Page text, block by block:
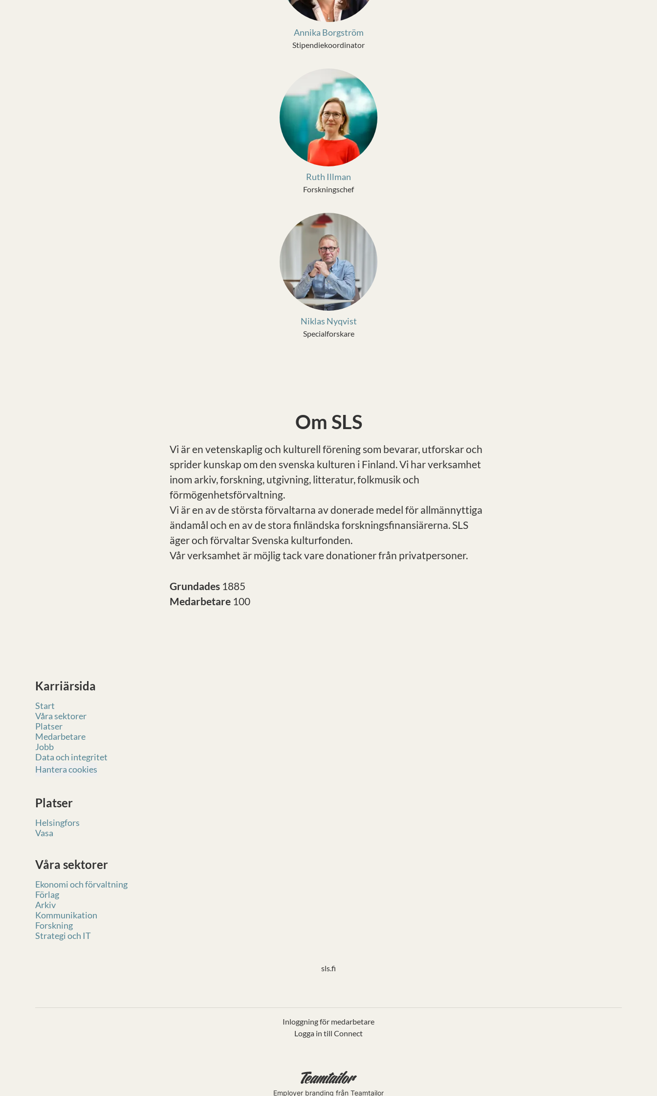
Annika Borgström
Stipendiekoordinator
Ruth Illman
Forskningschef
Niklas Nyqvist
Specialforskare
Om SLS
Vi är en vetenskaplig och kulturell förening som bevarar, utforskar och
sprider kunskap om den svenska kulturen i Finland. Vi har verksamhet
inom arkiv, forskning, utgivning, litteratur, folkmusik och
förmögenhetsförvaltning.
Vi är en av de största förvaltarna av donerade medel för allmännyttiga
ändamål och en av de stora finländska forskningsfinansiärerna. SLS
äger och förvaltar Svenska kulturfonden.
Vår verksamhet är möjlig tack vare donationer från privatpersoner.
Grundades 1885
Medarbetare 100
Karriärsida
Start
Våra sektorer
Platser
Medarbetare
Jobb
Data och integritet
Hantera cookies
Platser
Helsingfors
Vasa
Våra sektorer
Ekonomi och förvaltning
Förlag
Arkiv
Kommunikation
Forskning
Strategi och IT
sls.fi
Inloggning för medarbetare
Logga in till Connect
Employer branding från Teamtailor